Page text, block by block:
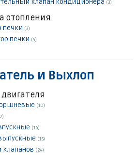
клапан кондиционера (3)
отопления
печки (3)
печки (4)
и Выхлоп
(10)
(14)
(15)
клапанов (24)